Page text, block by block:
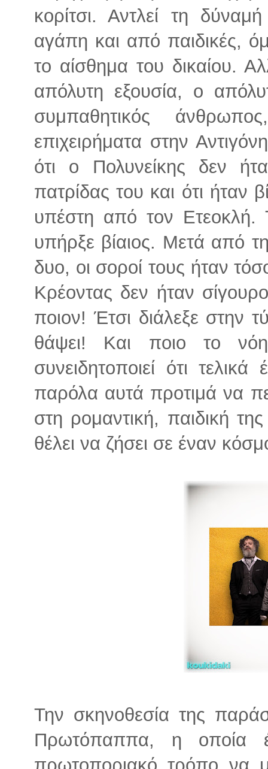
κορίτσι. Αντλεί τη
αγάπη και από παιδικές,
το αίσθημα του δικαίου.
απόλυτη εξουσία, ο
συμπαθητικός
επιχειρήματα στην
ότι ο Πολυνείκης δεν
πατρίδας του και ότι ήταν
υπέστη από τον Ετεοκλή.
υπήρξε βίαιος. Μετά από
δυο, οι σοροί τους ήταν
Κρέοντας δεν ήταν
ποιον! Έτσι διάλεξε στην
θάψει! Και ποιο το
συνειδητοποιεί ότι
παρόλα αυτά προτιμά να
στη ρομαντική, παιδική
θέλει να ζήσει σε έναν
Την σκηνοθεσία της
Πρωτόπαππα, η οποία
πρωτοποριακό τρόπο να